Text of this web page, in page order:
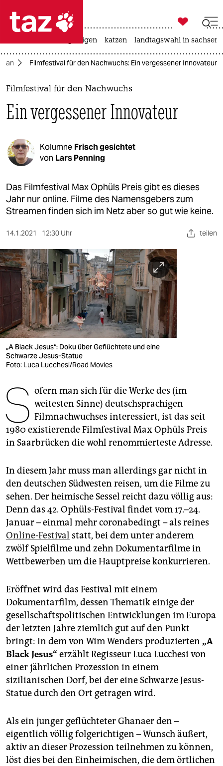
 taz zahl ich
taz zahl ich
themen
politik
öko
gesellschaft
kultur
sport
nord
wahrheit
verlag
verlag
veranstaltungen
shop
fragen & hilfe
unterstützen
genossenschaft

taz zahl ich
bergsteigen katzen landtagswahl in
Filmfestival für den Nachwuchs: Ein vergessener Innovateur
Filmfestival für den Nachwuchs
Ein vergessener Innovateur
Kolumne Frisch gesichtet
von Lars Penning
Das Filmfestival Max Ophüls Preis gibt es dieses
Jahr nur online. Filme des Namensgebers zum
Streamen finden sich im Netz aber so gut wie keine.
14.1.2021 12:30 Uhr teilen
„A Black Jesus“: Doku über Geflüchtete und eine
Schwarze Jesus-Statue
Foto: Luca Lucchesi/Road Movies
S ofern man sich für die Werke des (im
weitesten Sinne) deutschsprachigen
Filmnachwuchses interessiert, ist das seit
1980 existierende Filmfestival Max Ophüls Preis
in Saarbrücken die wohl renommierteste Adresse.
In diesem Jahr muss man allerdings gar nicht in
den deutschen Südwesten reisen, um die Filme zu
sehen. Der heimische Sessel reicht dazu völlig aus:
Denn das 42. Ophüls-Festival findet vom 17.–24.
Januar – einmal mehr coronabedingt – als reines
Online-Festival statt, bei dem unter anderem
zwölf Spielfilme und zehn Dokumentarfilme in
Wettbewerben um die Hauptpreise konkurrieren.
Eröffnet wird das Festival mit einem
Dokumentarfilm, dessen Thematik einige der
gesellschaftspolitischen Entwicklungen im Europa
der letzten Jahre ziemlich gut auf den Punkt
bringt: In dem von Wim Wenders produzierten „A
Black Jesus“ erzählt Regisseur Luca Lucchesi von
einer jährlichen Prozession in einem
sizilianischen Dorf, bei der eine Schwarze Jesus-
Statue durch den Ort getragen wird.
Als ein junger geflüchteter Ghanaer den –
eigentlich völlig folgerichtigen – Wunsch äußert,
aktiv an dieser Prozession teilnehmen zu können,
löst dies bei den Einheimischen, die dem örtlichen